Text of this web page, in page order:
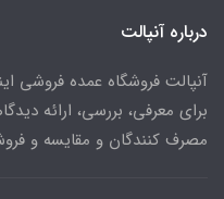
درباره آنپالت
آنپالت فروشگاه عمده فروشی
برای معرفی، بررسی، ارائه
مصرف کنندگان و مقایسه و